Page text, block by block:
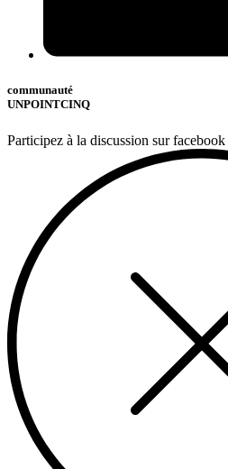
communauté
UNPOINTCINQ
Participez à la discussion sur facebook